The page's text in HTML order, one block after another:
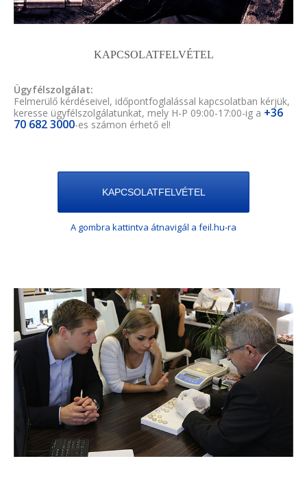
KAPCSOLATFELVÉTEL
Ügyfélszolgálat:
Felmerülő kérdéseivel, időpontfoglalással kapcsolatban kérjük,
keresse ügyfélszolgálatunkat, mely H-P 09:00-17:00-ig a +36
70 682 3000-es számon érhető el!
KAPCSOLATFELVÉTEL
A gombra kattintva átnavigál a feil.hu-ra